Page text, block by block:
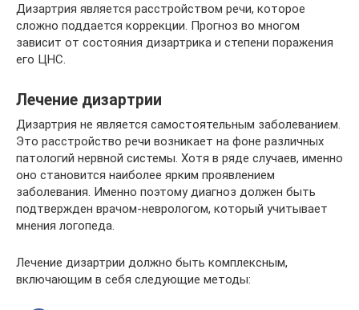
Дизартрия является расстройством речи, которое
сложно поддается коррекции. Прогноз во многом
зависит от состояния дизартрика и степени поражения
его ЦНС.
Лечение дизартрии
Дизартрия не является самостоятельным заболеванием.
Это расстройство речи возникает на фоне различных
патологий нервной системы. Хотя в ряде случаев, именно
оно становится наиболее ярким проявлением
заболевания. Именно поэтому диагноз должен быть
подтвержден врачом-неврологом, который учитывает
мнения логопеда.
Лечение дизартрии должно быть комплексным,
включающим в себя следующие методы: